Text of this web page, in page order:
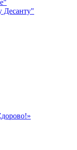
Десанту"